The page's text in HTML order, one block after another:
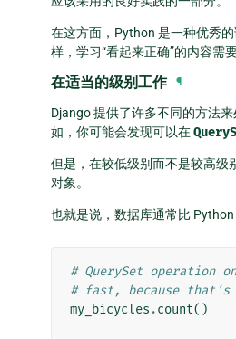
在这方面，Python 是一种优秀
样，学习“看起来正确”的内容需
在适当的级别工作 ¶
Django 提供了许多不同的方法
如，你可能会发现可以在
但是，在较低级别而不是较高级
对象。
也就是说，数据库通常比
# QuerySet operation
# fast, because that's
my_bicycles .count()